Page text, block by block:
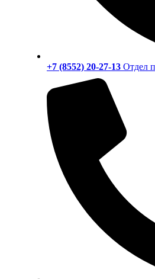
+7 (8552) 20-27-13 Отдел